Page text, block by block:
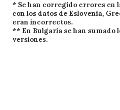
* Se han corregido errores en
con los datos de Eslovenia,
eran incorrectos.
** En Bulgaria se han sumado
versiones.